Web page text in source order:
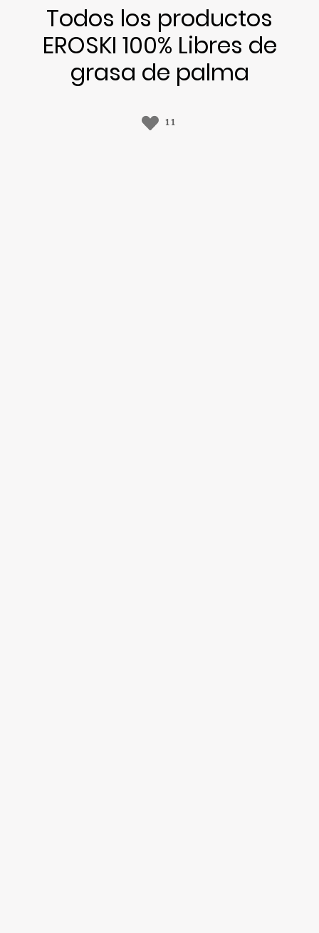
Todos los productos
EROSKI 100% Libres de
grasa de palma
11